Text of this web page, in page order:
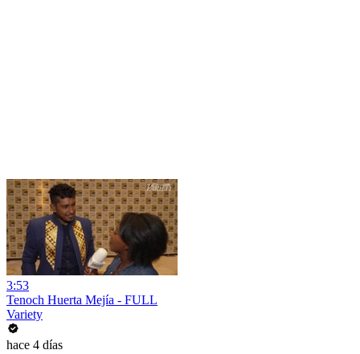
3:53
Tenoch Huerta Mejía - FULL
Variety
hace 4 días